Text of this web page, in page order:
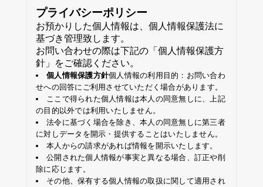
プライバシーポリシー
お預かりした個人情報は、個人情報保護法に
基づき管理致します。
お問い合わせの際は下記の「個人情報保護方
針」をご確認ください。
個人情報保護方針個人情報の利用目的：お問い合わ
せへの回答にご利用させていただく場合があります。
ここで得られた個人情報は本人の同意無しに、上記
の目的以外では利用いたしません。
法令に基づく場合を除き、本人の同意無しに第三者
に対しデータを開示・提供することはいたしません。
本人からの請求があれば情報を開示いたします。
公開された個人情報が事実と異なる場合、訂正や削
除に応じます。
その他、保有する個人情報の取扱に関して適用され